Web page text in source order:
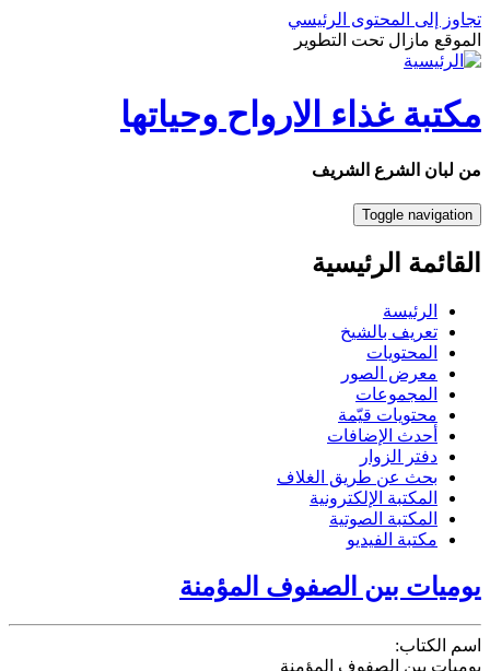
تجاوز إلى المحتوى الرئيسي
الموقع مازال تحت التطوير
مكتبة غذاء الارواح وحياتها
من لبان الشرع الشريف
Toggle navigation
القائمة الرئيسية
الرئيسة
تعريف بالشيخ
المحتويات
معرض الصور
المجموعات
محتويات قيّمة
أحدث الإضافات
دفتر الزوار
بحث عن طريق الغلاف
المكتبة الإلكترونية
المكتبة الصوتية
مكتبة الفيديو
يوميات بين الصفوف المؤمنة
اسم الكتاب:
يوميات بين الصفوف المؤمنة